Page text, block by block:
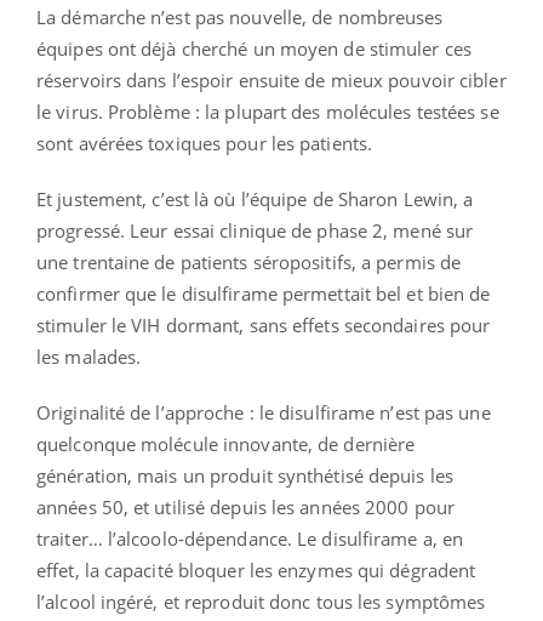
La démarche n’est pas nouvelle, de nombreuses
équipes ont déjà cherché un moyen de stimuler ces
réservoirs dans l’espoir ensuite de mieux pouvoir cibler
le virus. Problème : la plupart des molécules testées se
sont avérées toxiques pour les patients.
Et justement, c’est là où l’équipe de Sharon Lewin, a
progressé. Leur essai clinique de phase 2, mené sur
une trentaine de patients séropositifs, a permis de
confirmer que le disulfirame permettait bel et bien de
stimuler le VIH dormant, sans effets secondaires pour
les malades.
Originalité de l’approche : le disulfirame n’est pas une
quelconque molécule innovante, de dernière
génération, mais un produit synthétisé depuis les
années 50, et utilisé depuis les années 2000 pour
traiter… l’alcoolo-dépendance. Le disulfirame a, en
effet, la capacité bloquer les enzymes qui dégradent
l’alcool ingéré, et reproduit donc tous les symptômes